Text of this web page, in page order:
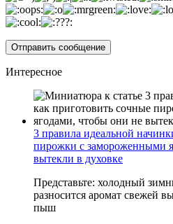
Интересное
3 правила идеальной
пирожки с замороженными
вытекли в духовке
Представьте: холодный
разносится аромат свежей
пыш